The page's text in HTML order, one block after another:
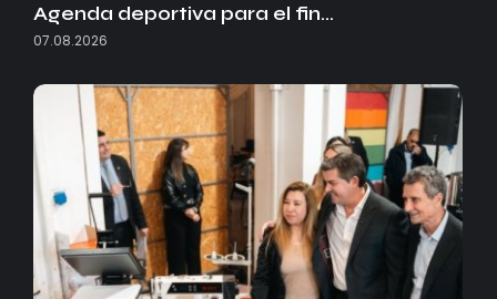
Agenda deportiva para el fin…
07.08.2026